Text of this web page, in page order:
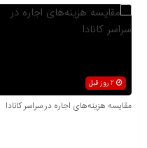
2 روز قبل
مقایسه هزینه‌های اجاره در سراسر کانادا